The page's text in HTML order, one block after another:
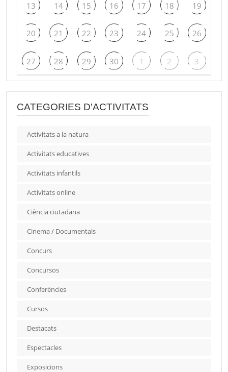
13 14 15 16 17 18 19
20 21 22 23 24 25 26
27 28 29 30 1 2 3
CATEGORIES D'ACTIVITATS
Activitats a la natura
Activitats educatives
Activitats infantils
Activitats online
Ciència ciutadana
Cinema / Documentals
Concurs
Concursos
Conferències
Cursos
Destacats
Espectacles
Exposicions